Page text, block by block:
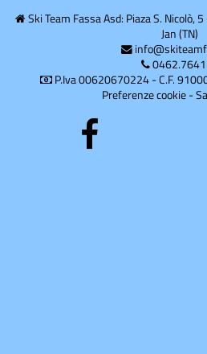
Ski Team Fassa Asd: Piaza S. Nicolò,
Jan (TN)
P.Iva 00620670224 - C.F.
Preferenze cookie-